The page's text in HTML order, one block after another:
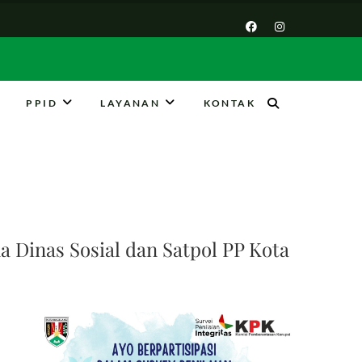
PPID LAYANAN KONTAK
Sosial dan Satpol PP Kota